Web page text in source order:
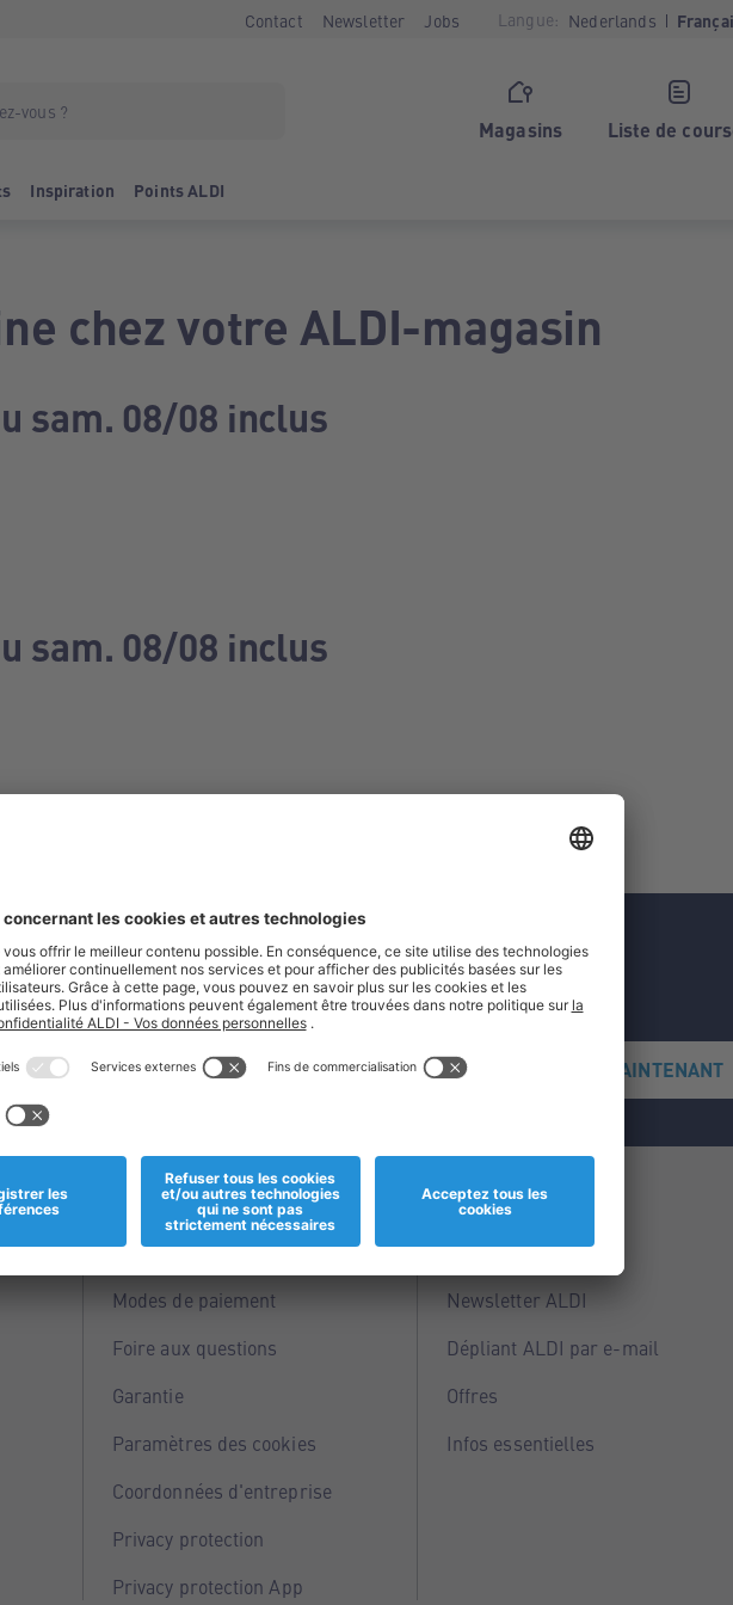
Contact Newsletter Jobs Langue: Nederlands
Magasins Liste de
Inspiration Points ALDI
chez votre ALDI-magasin
sam. 08/08 inclus
sam. 08/08 inclus
aucune de nos offres.
S'INSCRIRE MAINTENANT
Informations
Magasins
Modes de paiement
Foire aux questions
Garantie
Paramètres des cookies
Coordonnées d'entreprise
Privacy protection
Privacy protection App
Service
Points ALDI
Newsletter ALDI
Dépliant ALDI par e-mail
Offres
Infos essentielles